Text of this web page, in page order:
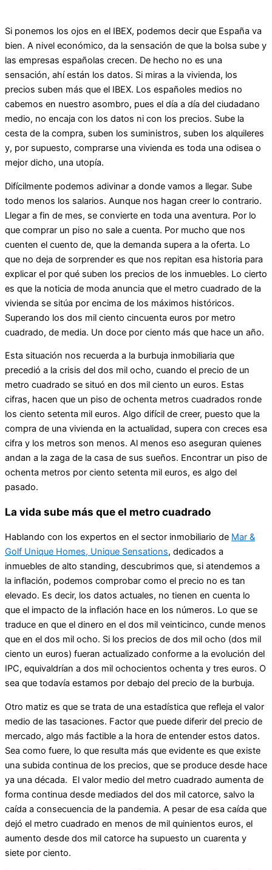
Si ponemos los ojos en el IBEX, podemos decir que España va
bien. A nivel económico, da la sensación de que la bolsa sube y
las empresas españolas crecen. De hecho no es una
sensación, ahí están los datos. Si miras a la vivienda, los
precios suben más que el IBEX. Los españoles medios no
cabemos en nuestro asombro, pues el día a día del ciudadano
medio, no encaja con los datos ni con los precios. Sube la
cesta de la compra, suben los suministros, suben los alquileres
y, por supuesto, comprarse una vivienda es toda una odisea o
mejor dicho, una utopía.
Difícilmente podemos adivinar a donde vamos a llegar. Sube
todo menos los salarios. Aunque nos hagan creer lo contrario.
Llegar a fin de mes, se convierte en toda una aventura. Por lo
que comprar un piso no sale a cuenta. Por mucho que nos
cuenten el cuento de, que la demanda supera a la oferta. Lo
que no deja de sorprender es que nos repitan esa historia para
explicar el por qué suben los precios de los inmuebles. Lo cierto
es que la noticia de moda anuncia que el metro cuadrado de la
vivienda se sitúa por encima de los máximos históricos.
Superando los dos mil ciento cincuenta euros por metro
cuadrado, de media. Un doce por ciento más que hace un año.
Esta situación nos recuerda a la burbuja inmobiliaria que
precedió a la crisis del dos mil ocho, cuando el precio de un
metro cuadrado se situó en dos mil ciento un euros. Estas
cifras, hacen que un piso de ochenta metros cuadrados ronde
los ciento setenta mil euros. Algo difícil de creer, puesto que la
compra de una vivienda en la actualidad, supera con creces esa
cifra y los metros son menos. Al menos eso aseguran quienes
andan a la zaga de la casa de sus sueños. Encontrar un piso de
ochenta metros por ciento setenta mil euros, es algo del
pasado.
La vida sube más que el metro cuadrado
Hablando con los expertos en el sector inmobiliario de Mar &
Golf Unique Homes, Unique Sensations, dedicados a
inmuebles de alto standing, descubrimos que, si atendemos a
la inflación, podemos comprobar como el precio no es tan
elevado. Es decir, los datos actuales, no tienen en cuenta lo
que el impacto de la inflación hace en los números. Lo que se
traduce en que el dinero en el dos mil veinticinco, cunde menos
que en el dos mil ocho. Si los precios de dos mil ocho (dos mil
ciento un euros) fueran actualizado conforme a la evolución del
IPC, equivaldrían a dos mil ochocientos ochenta y tres euros. O
sea que todavía estamos por debajo del precio de la burbuja.
Otro matiz es que se trata de una estadística que refleja el valor
medio de las tasaciones. Factor que puede diferir del precio de
mercado, algo más factible a la hora de entender estos datos.
Sea como fuere, lo que resulta más que evidente es que existe
una subida continua de los precios, que se produce desde hace
ya una década. El valor medio del metro cuadrado aumenta de
forma continua desde mediados del dos mil catorce, salvo la
caída a consecuencia de la pandemia. A pesar de esa caída que
dejó el metro cuadrado en menos de mil quinientos euros, el
aumento desde dos mil catorce ha supuesto un cuarenta y
siete por ciento.